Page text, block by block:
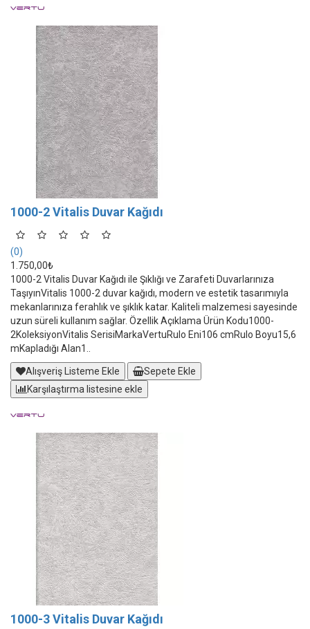
1000-2 Vitalis Duvar Kağıdı
(0)
1.750,00₺
1000-2 Vitalis Duvar Kağıdı ile Şıklığı ve Zarafeti Duvarlarınıza
TaşıyınVitalis 1000-2 duvar kağıdı, modern ve estetik tasarımıyla
mekanlarınıza ferahlık ve şıklık katar. Kaliteli malzemesi sayesinde
uzun süreli kullanım sağlar. Özellik Açıklama Ürün Kodu1000-
2KoleksiyonVitalis SerisiMarkaVertuRulo Eni106 cmRulo Boyu15,6
mKapladığı Alan1..
Alışveriş Listeme Ekle
Sepete Ekle
Karşılaştırma listesine ekle
1000-3 Vitalis Duvar Kağıdı